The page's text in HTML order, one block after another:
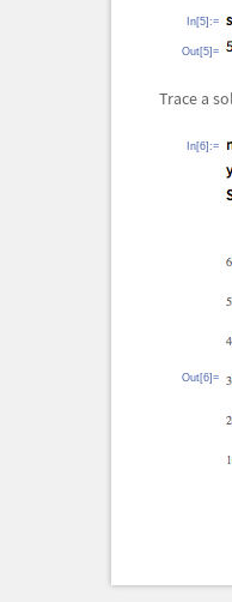
In[5]:=
Out[5]=
Trace a
In[6]:=
Out[6]=